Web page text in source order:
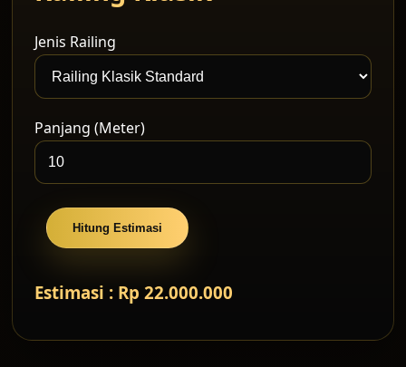
Jenis Railing
Panjang (Meter)
Hitung Estimasi
Estimasi : Rp 22.000.000